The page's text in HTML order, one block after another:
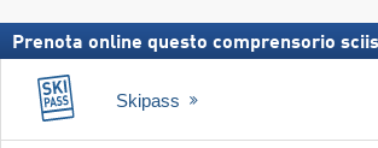
Prenota online questo comprensorio
Skipass